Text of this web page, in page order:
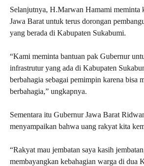
Selanjutnya, H.Marwan Hamami meminta
Jawa Barat untuk terus dorongan
yang berada di Kabupaten Sukabumi.
“Kami meminta bantuan pak Gubernur
infrastrutur yang ada di Kabupaten
berbahagia sebagai pemimpin karena bisa
berbahagia,” ungkapnya.
Sementara itu Gubernur Jawa Barat
menyampaikan bahwa uang rakyat kita
“Rakyat mau jembatan saya kasih
membayangkan kebahagian warga di dua